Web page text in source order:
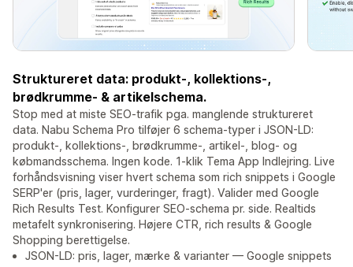
Struktureret data: produkt-, kollektions-,
brødkrumme- & artikelschema.
Stop med at miste SEO-trafik pga. manglende struktureret
data. Nabu Schema Pro tilføjer 6 schema-typer i JSON-LD:
produkt-, kollektions-, brødkrumme-, artikel-, blog- og
købmandsschema. Ingen kode. 1-klik Tema App Indlejring. Live
forhåndsvisning viser hvert schema som rich snippets i Google
SERP'er (pris, lager, vurderinger, fragt). Valider med Google
Rich Results Test. Konfigurer SEO-schema pr. side. Realtids
metafelt synkronisering. Højere CTR, rich results & Google
Shopping berettigelse.
JSON-LD: pris, lager, mærke & varianter — Google snippets